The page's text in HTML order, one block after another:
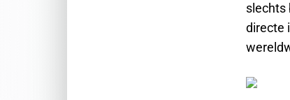
slechts
directe